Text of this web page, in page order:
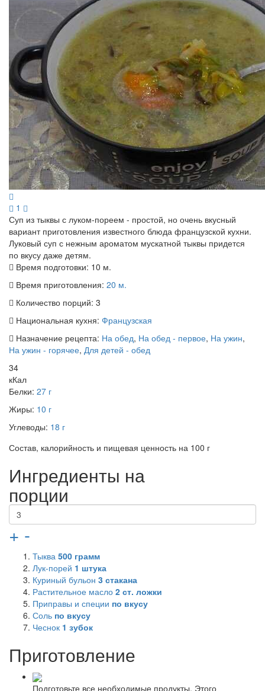
1
Суп из тыквы с луком-пореем - простой, но очень вкусный
вариант приготовления известного блюда французской кухни.
Луковый суп с нежным ароматом мускатной тыквы придется
по вкусу даже детям.
Время подготовки: 10 м.
Время приготовления: 20 м.
Количество порций: 3
Национальная кухня: Французская
Назначение рецепта: На обед, На обед - первое, На ужин,
На ужин - горячее, Для детей - обед
34
кКал
Белки: 27 г
Жиры: 10 г
Углеводы: 18 г
Состав, калорийность и пищевая ценность на 100 г
Ингредиенты на
порции
+ -
Тыква 500 грамм
Лук-порей 1 штука
Куриный бульон 3 стакана
Растительное масло 2 ст. ложки
Приправы и специи по вкусу
Соль по вкусу
Чеснок 1 зубок
Приготовление
Подготовьте все необходимые продукты. Этого